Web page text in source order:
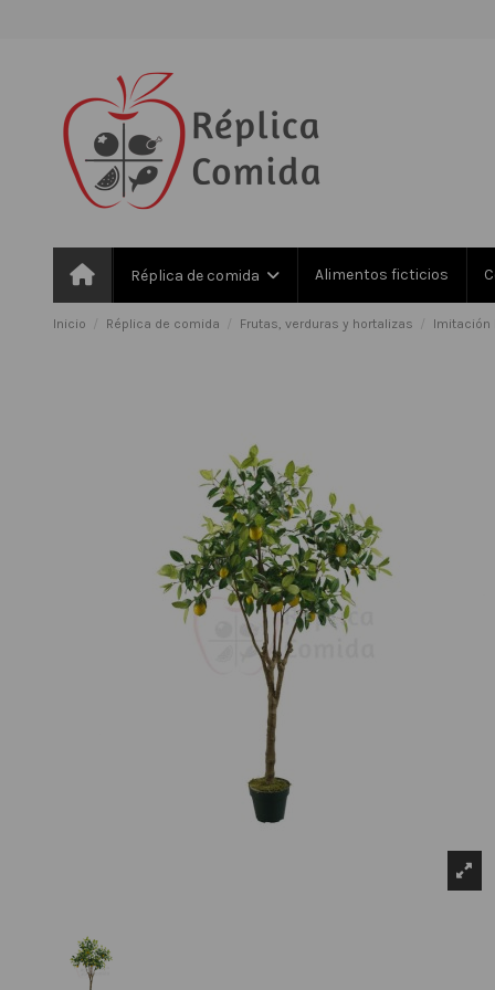
Réplica de comida Alimentos ficticios
Inicio Réplica de comida Frutas, verduras y hortalizas Imitación